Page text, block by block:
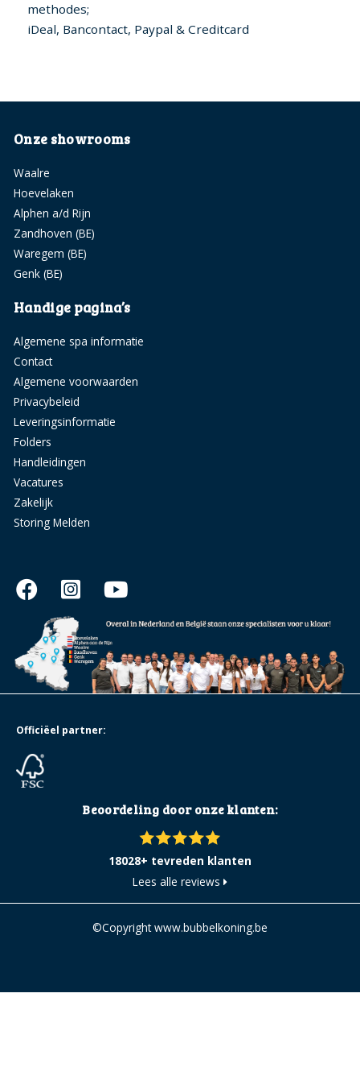
methodes;
iDeal, Bancontact, Paypal & Creditcard
Onze showrooms
Waalre
Hoevelaken
Alphen a/d Rijn
Zandhoven (BE)
Waregem (BE)
Genk (BE)
Handige pagina’s
Algemene spa informatie
Contact
Algemene voorwaarden
Privacybeleid
Leveringsinformatie
Folders
Handleidingen
Vacatures
Zakelijk
Storing Melden
Beoordeling door onze klanten:
18028+ tevreden klanten
Lees alle reviews
Officiëel partner:
©Copyright www.bubbelkoning.be